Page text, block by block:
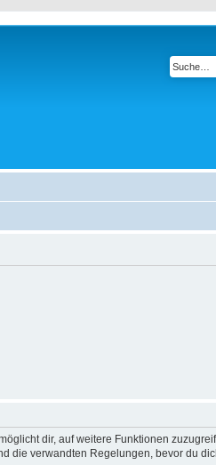
dir, auf weitere Funktionen
die verwandten Regelungen, bevor du